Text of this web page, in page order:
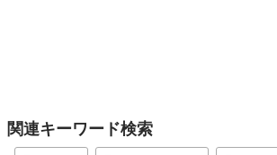
関連キーワード検索